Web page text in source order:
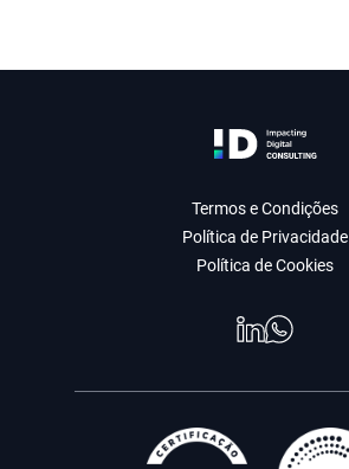
Termos e Condições
Política de Privacidade
Política de Cookies